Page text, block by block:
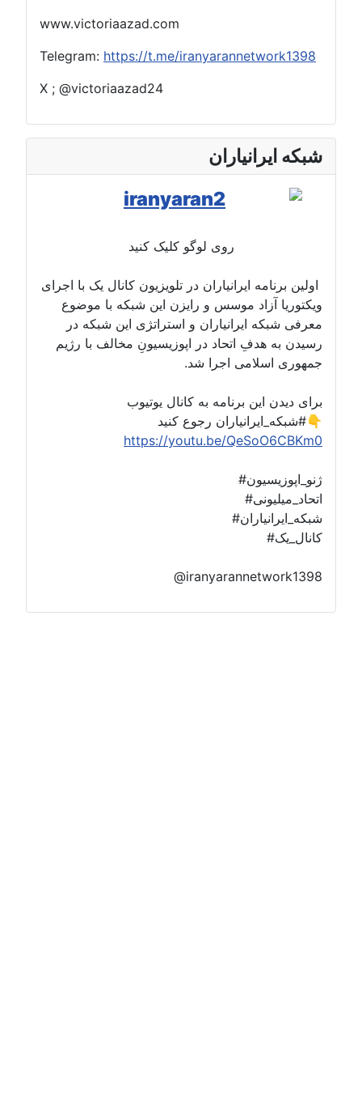
www.victoriaazad.com
Telegram:https://t.me/iranyarannetwork1398
X ; @victoriaazad24
شبکه ایرانیاران
روی لوگو کلیک کنید
اولین برنامه ایرانیاران در تلویزیون کانال یک با اجرای
ویکتوریا آزاد موسس و رایزن این شبکه با موضوع
معرفی شبکه ایرانیاران و استراتژی این شبکه در
رسیدن به هدفِ اتحاد در اپوزیسیونِ مخالف با رژیم
جمهوری اسلامی اجرا شد.
برای دیدن این برنامه به کانال یوتیوب
https://youtu.be/QeSoO6CBKm0
#ژنو_اپوزیسیون
#اتحاد_میلیونی
#شبکه_ایرانیاران
#کانال_یک
@iranyarannetwork1398